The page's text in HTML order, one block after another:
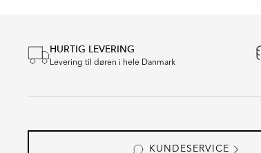
HURTIG LEVERING
Levering til døren i hele Danmark
KUNDESERVICE